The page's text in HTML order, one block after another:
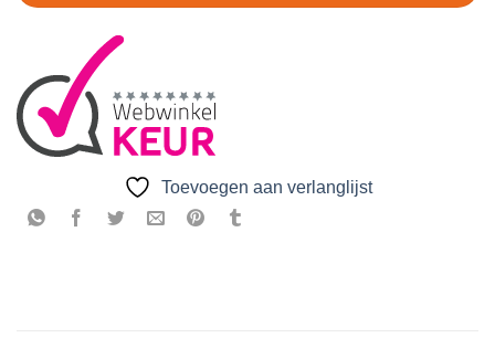
Toevoegen aan verlanglijst